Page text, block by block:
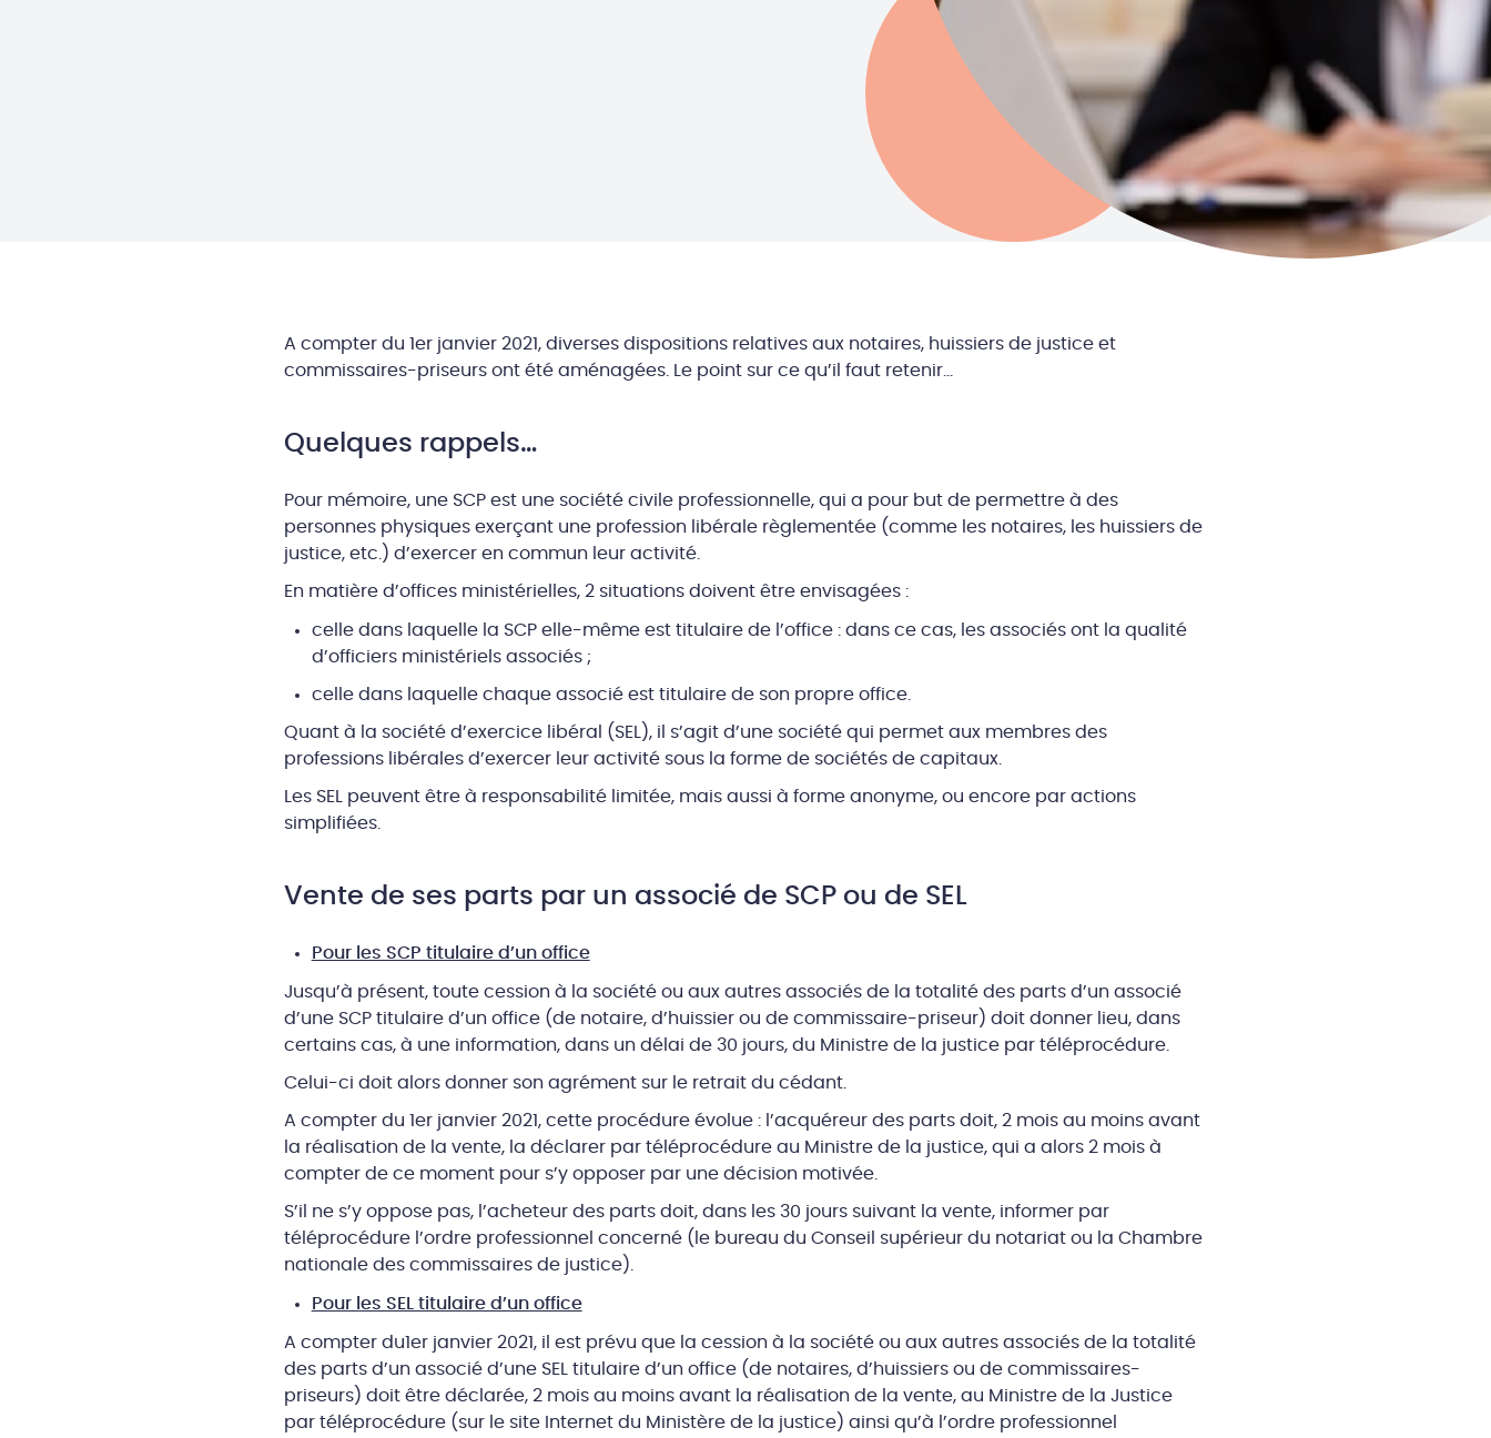
A compter du 1er janvier 2021, diverses dispositions relatives aux notaires, huissiers de justice et
commissaires-priseurs ont été aménagées. Le point sur ce qu’il faut retenir…
Quelques rappels…
Pour mémoire, une SCP est une société civile professionnelle, qui a pour but de permettre à des
personnes physiques exerçant une profession libérale règlementée (comme les notaires, les huissiers de
justice, etc.) d’exercer en commun leur activité.
En matière d’offices ministérielles, 2 situations doivent être envisagées :
celle dans laquelle la SCP elle-même est titulaire de l’office : dans ce cas, les associés ont la qualité
d’officiers ministériels associés ;
celle dans laquelle chaque associé est titulaire de son propre office.
Quant à la société d’exercice libéral (SEL), il s’agit d’une société qui permet aux membres des
professions libérales d’exercer leur activité sous la forme de sociétés de capitaux.
Les SEL peuvent être à responsabilité limitée, mais aussi à forme anonyme, ou encore par actions
simplifiées.
Vente de ses parts par un associé de SCP ou de SEL
Pour les SCP titulaire d’un office
Jusqu’à présent, toute cession à la société ou aux autres associés de la totalité des parts d’un associé
d’une SCP titulaire d’un office (de notaire, d’huissier ou de commissaire-priseur) doit donner lieu, dans
certains cas, à une information, dans un délai de 30 jours, du Ministre de la justice par téléprocédure.
Celui-ci doit alors donner son agrément sur le retrait du cédant.
A compter du 1er janvier 2021, cette procédure évolue : l’acquéreur des parts doit, 2 mois au moins avant
la réalisation de la vente, la déclarer par téléprocédure au Ministre de la justice, qui a alors 2 mois à
compter de ce moment pour s’y opposer par une décision motivée.
S’il ne s’y oppose pas, l’acheteur des parts doit, dans les 30 jours suivant la vente, informer par
téléprocédure l’ordre professionnel concerné (le bureau du Conseil supérieur du notariat ou la Chambre
nationale des commissaires de justice).
Pour les SEL titulaire d’un office
A compter du1er janvier 2021, il est prévu que la cession à la société ou aux autres associés de la totalité
des parts d’un associé d’une SEL titulaire d’un office (de notaires, d’huissiers ou de commissaires-
priseurs) doit être déclarée, 2 mois au moins avant la réalisation de la vente, au Ministre de la Justice
par téléprocédure (sur le site Internet du Ministère de la justice) ainsi qu’à l’ordre professionnel